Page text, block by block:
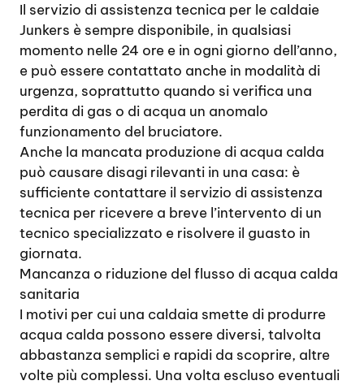
Il servizio di assistenza tecnica per le caldaie
Junkers è sempre disponibile, in qualsiasi
momento nelle 24 ore e in ogni giorno dell’anno,
e può essere contattato anche in modalità di
urgenza, soprattutto quando si verifica una
perdita di gas o di acqua un anomalo
funzionamento del bruciatore.
Anche la mancata produzione di acqua calda
può causare disagi rilevanti in una casa: è
sufficiente contattare il servizio di assistenza
tecnica per ricevere a breve l’intervento di un
tecnico specializzato e risolvere il guasto in
giornata.
Mancanza o riduzione del flusso di acqua calda
sanitaria
I motivi per cui una caldaia smette di produrre
acqua calda possono essere diversi, talvolta
abbastanza semplici e rapidi da scoprire, altre
volte più complessi. Una volta escluso eventuali